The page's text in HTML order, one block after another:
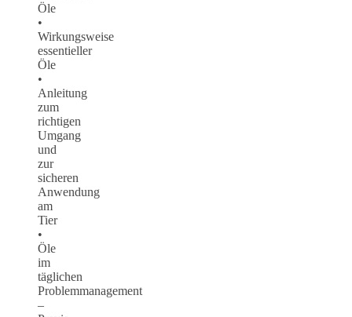
Öle
•
Wirkungsweise
essentieller
Öle
•
Anleitung
zum
richtigen
Umgang
und
zur
sicheren
Anwendung
am
Tier
•
Öle
im
täglichen
Problemmanagement
–